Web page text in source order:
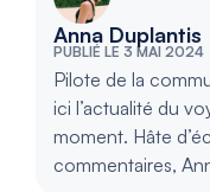
Anna Duplantis
PUBLIÉ LE 3 MAI 2024
Pilote de la
ici l’actualité du
moment. Hâte
commentaires,